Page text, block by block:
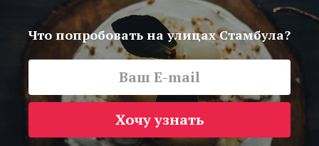
Что попробовать на улицах Стамбула?
Хочу узнать